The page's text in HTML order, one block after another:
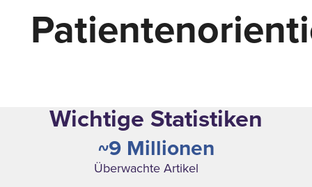
Wichtige Statistiken
~9 Millionen
Überwachte Artikel